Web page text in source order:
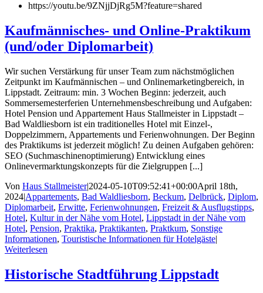
https://youtu.be/9ZNjjDjRg5M?feature=shared
Kaufmännisches- und Online-Praktikum
(und/oder Diplomarbeit)
Wir suchen Verstärkung für unser Team zum nächstmöglichen
Zeitpunkt im Kaufmännischen – und Onlinemarketingbereich, in
Lippstadt. Zeitraum: min. 3 Wochen Beginn: jederzeit, auch
Sommersemesterferien Unternehmensbeschreibung und Aufgaben:
Hotel Pension und Appartement Haus Stallmeister in Lippstadt –
Bad Waldliesborn ist ein traditionelles Hotel mit Einzel-,
Doppelzimmern, Appartements und Ferienwohnungen. Der Beginn
des Praktikums ist jederzeit möglich! Zu deinen Aufgaben gehören:
SEO (Suchmaschinenoptimierung) Entwicklung eines
Onlinevermarktungskonzepts für die Zielgruppen [...]
Von Haus Stallmeister|2024-05-10T09:52:41+00:00April 18th,
2024|Appartements, Bad Waldliesborn, Beckum, Delbrück, Diplom,
Diplomarbeit, Erwitte, Ferienwohnungen, Freizeit & Ausflugstipps,
Hotel, Kultur in der Nähe vom Hotel, Lippstadt in der Nähe vom
Hotel, Pension, Praktika, Praktikanten, Praktkum, Sonstige
Informationen, Touristische Informationen für Hotelgäste|
Weiterlesen
Historische Stadtführung Lippstadt